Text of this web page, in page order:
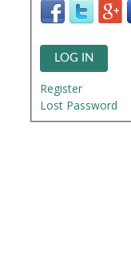
LOG IN
Register
Lost Password